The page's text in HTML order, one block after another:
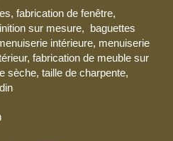
fabrication de fenêtre,
sur mesure, baguettes
intérieure, menuiserie
fabrication de meuble sur
sèche, taille de charpente,